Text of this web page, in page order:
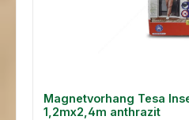
Magnetvorhang Tesa
1,2mx2,4m anthrazit